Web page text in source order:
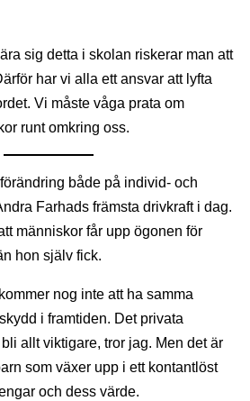
sig detta i skolan riskerar man att
har vi alla ett ansvar att lyfta
Vi måste våga prata om
runt omkring oss.
både på individ- och
Farhads främsta drivkraft i dag.
människor får upp ögonen för
hon själv fick.
nog inte att ha samma
i framtiden. Det privata
allt viktigare, tror jag. Men det är
som växer upp i ett kontantlöst
och dess värde.